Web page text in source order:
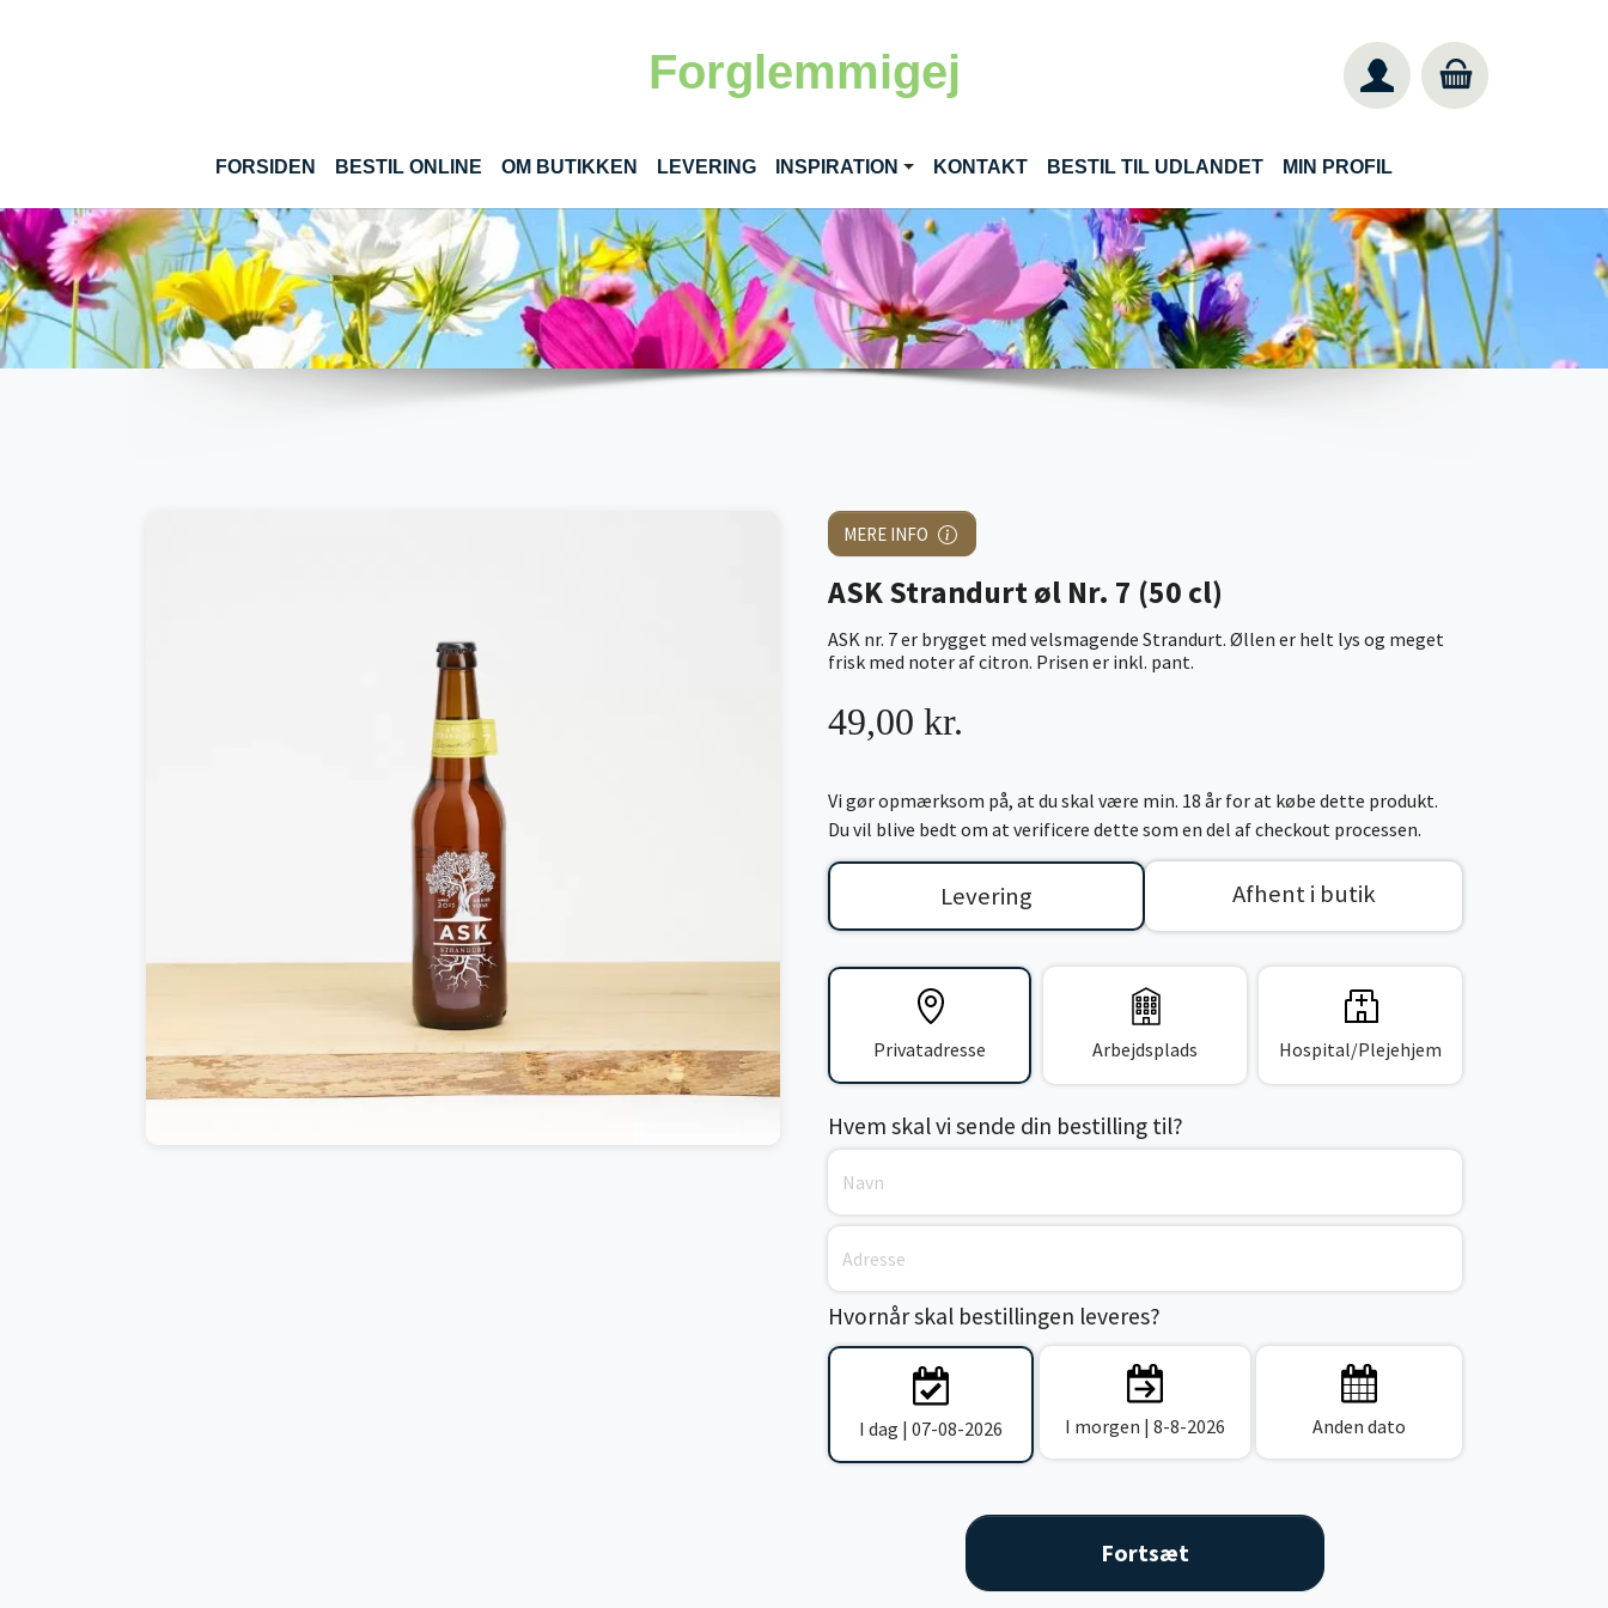
Forglemmigej
FORSIDEN BESTIL ONLINE(CURRENT)
OM BUTIKKEN LEVERING INSPIRATION KONTAKT BESTIL TIL UDLANDET MIN PROFIL
MERE INFO
ASK Strandurt øl Nr. 7 (50 cl)
ASK nr. 7 er brygget med velsmagende Strandurt. Øllen er helt lys og meget
frisk med noter af citron. Prisen er inkl. pant.
49,00 kr.
Vi gør opmærksom på, at du skal være min. 18 år for at købe dette produkt.
Du vil blive bedt om at verificere dette som en del af checkout processen.
Levering Afhent i butik
Privatadresse Arbejdsplads Hospital/Plejehjem
Hvem skal vi sende din bestilling til?
Hvornår skal bestillingen leveres?
I dag | 07-08-2026 I morgen | 8-8-2026 Anden dato